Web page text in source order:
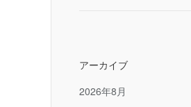
アーカイブ
2026年8月